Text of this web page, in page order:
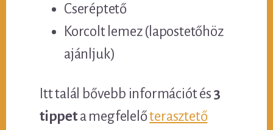
Cseréptető
Korcolt lemez (lapostetőhöz
ajánljuk)
Itt talál bővebb információt és 3
tippeta megfelelőterasztető